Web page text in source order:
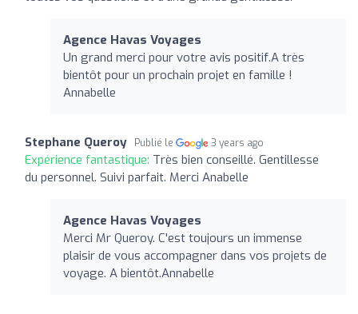
Agence Havas Voyages
Un grand merci pour votre avis positif.A très
bientôt pour un prochain projet en famille !
Annabelle
Stephane Queroy Publié le 3 years ago
Expérience fantastique: Très bien conseillé. Gentillesse
du personnel. Suivi parfait. Merci Anabelle
Agence Havas Voyages
Merci Mr Queroy. C'est toujours un immense
plaisir de vous accompagner dans vos projets de
voyage. A bientôt.Annabelle